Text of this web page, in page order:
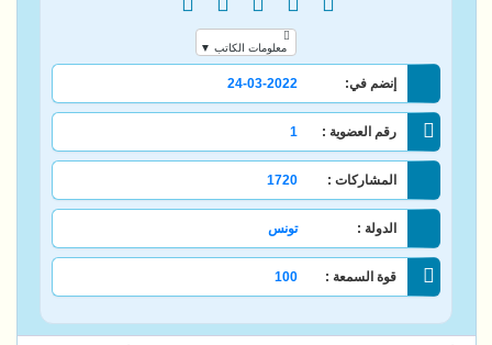
معلومات الكاتب ▼
إنضم في: 24-03-2022
رقم العضوية : 1
المشاركات : 1720
الدولة : تونس
قوة السمعة : 100